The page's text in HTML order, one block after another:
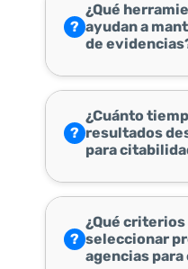
?
¿Qué
ayudan a
de
?
¿Cuánto
resultados
para
?
¿Qué
seleccionar
agencias